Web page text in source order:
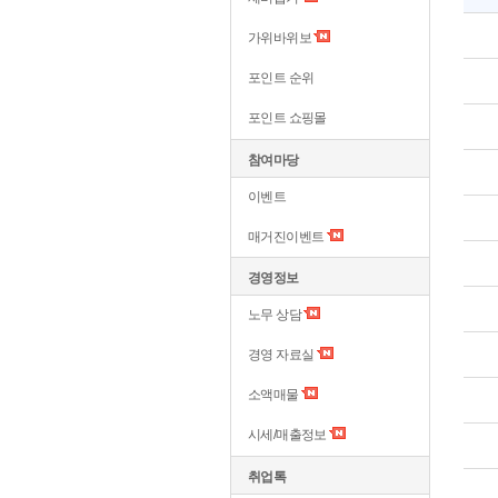
가위바위보
포인트 순위
포인트 쇼핑몰
참여마당
이벤트
매거진이벤트
경영정보
노무 상담
경영 자료실
소액매물
시세/매출정보
취업톡